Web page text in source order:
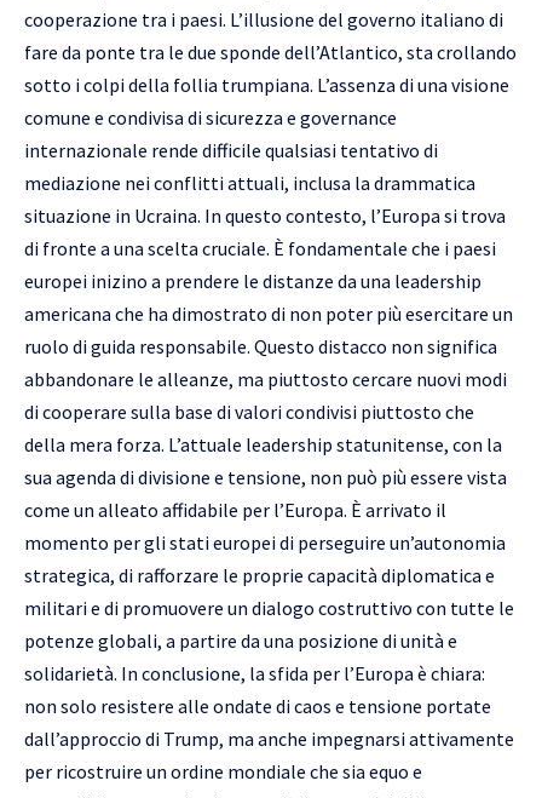
cooperazione tra i paesi. L’illusione del governo italiano di
fare da ponte tra le due sponde dell’Atlantico, sta crollando
sotto i colpi della follia trumpiana. L’assenza di una visione
comune e condivisa di sicurezza e governance
internazionale rende difficile qualsiasi tentativo di
mediazione nei conflitti attuali, inclusa la drammatica
situazione in Ucraina. In questo contesto, l’Europa si trova
di fronte a una scelta cruciale. È fondamentale che i paesi
europei inizino a prendere le distanze da una leadership
americana che ha dimostrato di non poter più esercitare un
ruolo di guida responsabile. Questo distacco non significa
abbandonare le alleanze, ma piuttosto cercare nuovi modi
di cooperare sulla base di valori condivisi piuttosto che
della mera forza. L’attuale leadership statunitense, con la
sua agenda di divisione e tensione, non può più essere vista
come un alleato affidabile per l’Europa. È arrivato il
momento per gli stati europei di perseguire un’autonomia
strategica, di rafforzare le proprie capacità diplomatica e
militari e di promuovere un dialogo costruttivo con tutte le
potenze globali, a partire da una posizione di unità e
solidarietà. In conclusione, la sfida per l’Europa è chiara:
non solo resistere alle ondate di caos e tensione portate
dall’approccio di Trump, ma anche impegnarsi attivamente
per ricostruire un ordine mondiale che sia equo e